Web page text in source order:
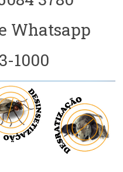
Whatsapp
1000